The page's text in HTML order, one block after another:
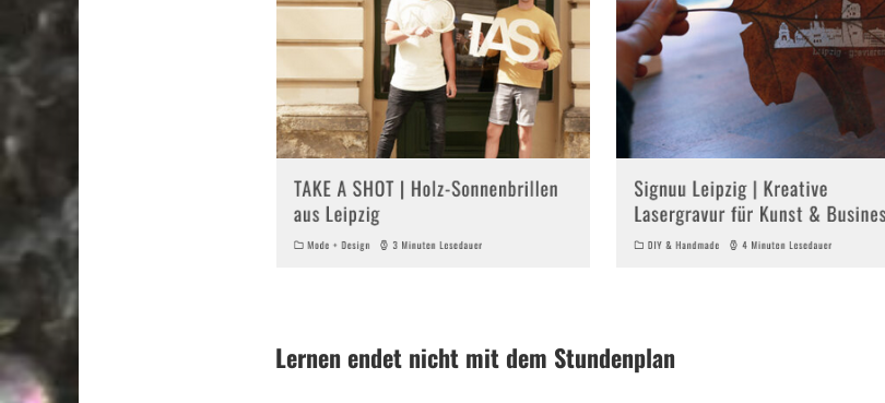
Lernen endet nicht mit dem Stundenplan